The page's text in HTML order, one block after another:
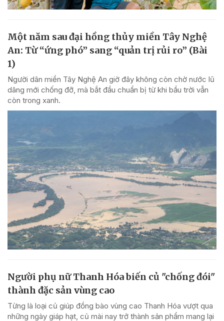
Một năm sau đại hồng thủy miền Tây Nghệ
An: Từ “ứng phó” sang “quản trị rủi ro” (Bài
1)
Người dân miền Tây Nghệ An giờ đây không còn chờ nước lũ
dâng mới chống đỡ, mà bắt đầu chuẩn bị từ khi bầu trời vẫn
còn trong xanh.
Người phụ nữ Thanh Hóa biến củ "chống đói"
thành đặc sản vùng cao
Từng là loại củ giúp đồng bào vùng cao Thanh Hóa vượt qua
những ngày giáp hạt, củ mài nay trở thành sản phẩm mang lại